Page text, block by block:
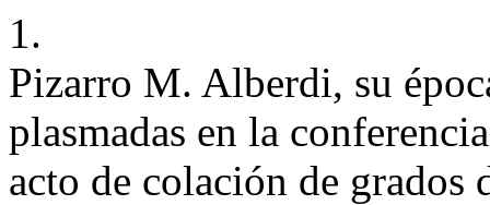
1.
Pizarro M. Alberdi, su
plasmadas en la
acto de colación de grados